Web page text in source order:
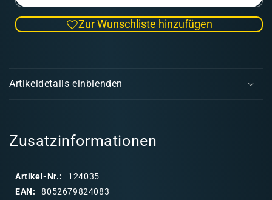
Deadland
44x60&#39;
Zur Wunschliste hinzufügen
n
a
b
Artikeldetails einblenden
Zusatzinformationen
Artikel-Nr.:
124035
EAN:
8052679824083